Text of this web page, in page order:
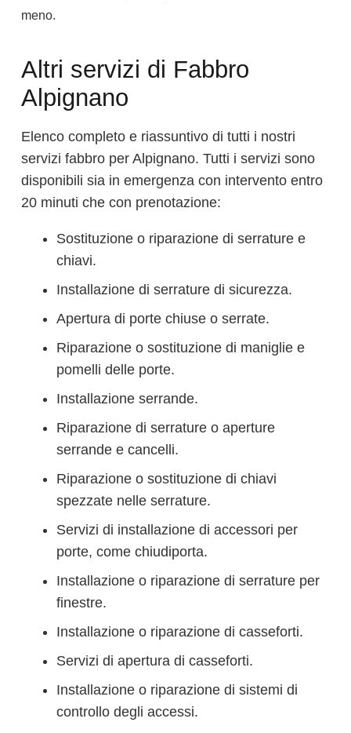
meno.
Altri servizi di Fabbro
Alpignano
Elenco completo e riassuntivo di tutti i nostri
servizi fabbro per Alpignano. Tutti i servizi sono
disponibili sia in emergenza con intervento entro
20 minuti che con prenotazione:
Sostituzione o riparazione di serrature e
chiavi.
Installazione di serrature di sicurezza.
Apertura di porte chiuse o serrate.
Riparazione o sostituzione di maniglie e
pomelli delle porte.
Installazione serrande.
Riparazione di serrature o aperture
serrande e cancelli.
Riparazione o sostituzione di chiavi
spezzate nelle serrature.
Servizi di installazione di accessori per
porte, come chiudiporta.
Installazione o riparazione di serrature per
finestre.
Installazione o riparazione di casseforti.
Servizi di apertura di casseforti.
Installazione o riparazione di sistemi di
controllo degli accessi.